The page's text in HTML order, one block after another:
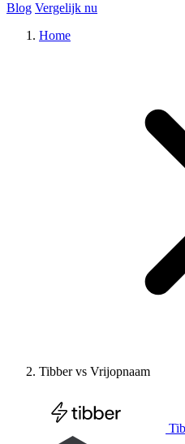
Blog Vergelijk nu
Home
Tibber vs Vrijopnaam